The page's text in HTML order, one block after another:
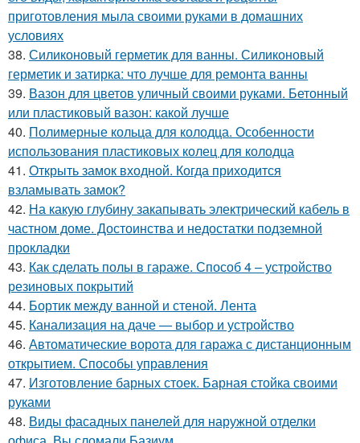
приготовления мыла своими руками в домашних
условиях
38. Силиконовый герметик для ванны. Силиконовый
герметик и затирка: что лучше для ремонта ванны
39. Вазон для цветов уличный своими руками. Бетонный
или пластиковый вазон: какой лучше
40. Полимерные кольца для колодца. Особенности
использования пластиковых колец для колодца
41. Открыть замок входной. Когда приходится
взламывать замок?
42. На какую глубину закапывать электрический кабель в
частном доме. Достоинства и недостатки подземной
прокладки
43. Как сделать полы в гараже. Способ 4 – устройство
резиновых покрытий
44. Бортик между ванной и стеной. Лента
45. Канализация на даче — выбор и устройство
46. Автоматические ворота для гаража с дистанционным
открытием. Способы управления
47. Изготовление барных стоек. Барная стойка своими
руками
48. Виды фасадных панелей для наружной отделки